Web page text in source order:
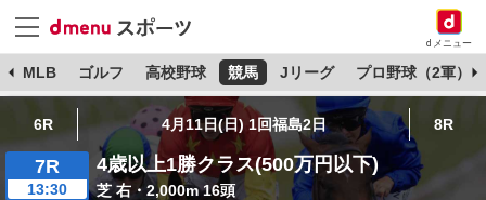
dメニュー
MLB ゴルフ 高校野球 競馬 Jリーグ プロ野球（2軍）
6R 4月11日(日) 1回福島2日 8R
7R
13:30
4歳以上1勝クラス(500万円以下)
芝 右・2,000m 16頭